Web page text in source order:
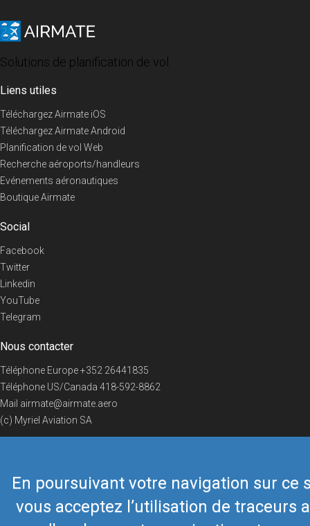
En poursuivant votre navigation sur ce
vous acceptez l’utilisation de traceurs
Solutions de planification de vol
Liens utiles
Téléchargez Airmate iOS
Téléchargez Airmate Android
Planification de vol Web
Recherche aéroports/handleurs
Evénements aéronautiques
Boutique Airmate
Social
Facebook
Twitter
Linkedin
YouTube
Telegram
Nous contacter
Téléphone Europe+352 26441835
Téléphone US/Canada 418-592-8862
Mail airmate@airmate.aero
(c) Myriel Aviation SA
© 2019 Airmate - Conditions d'utilisation - Vie privée Back to top